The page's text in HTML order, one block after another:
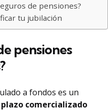
de pensiones?
tu jubilación
pensiones
a fondos es un
comercializado